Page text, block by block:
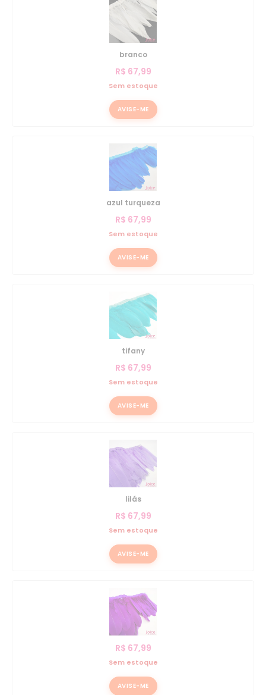
branco
R$ 67,99
Sem estoque
AVISE-ME
azul turqueza
R$ 67,99
Sem estoque
AVISE-ME
tifany
R$ 67,99
Sem estoque
AVISE-ME
lilás
R$ 67,99
Sem estoque
AVISE-ME
R$ 67,99
Sem estoque
AVISE-ME